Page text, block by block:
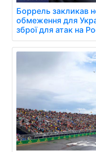
Боррель закликав
обмеження для
зброї для атак на